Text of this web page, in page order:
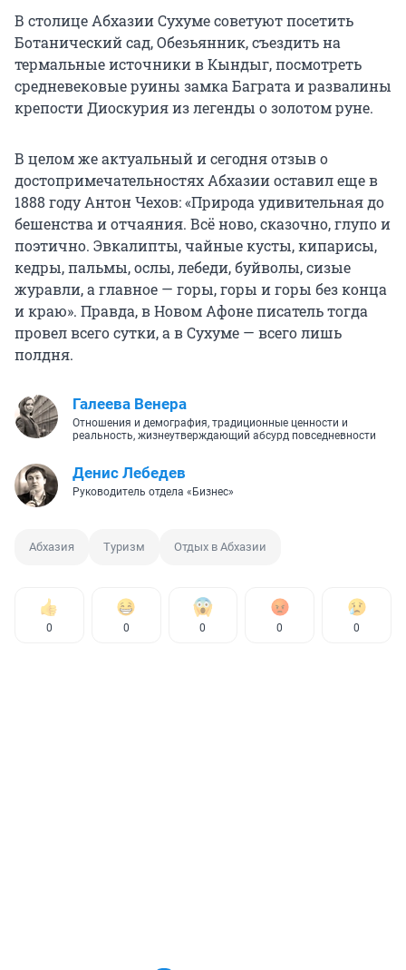
В столице Абхазии Сухуме советуют посетить
Ботанический сад, Обезьянник, съездить на
термальные источники в Кындыг, посмотреть
средневековые руины замка Баграта и развалины
крепости Диоскурия из легенды о золотом руне.
В целом же актуальный и сегодня отзыв о
достопримечательностях Абхазии оставил еще в
1888 году Антон Чехов: «Природа удивительная до
бешенства и отчаяния. Всё ново, сказочно, глупо и
поэтично. Эвкалипты, чайные кусты, кипарисы,
кедры, пальмы, ослы, лебеди, буйволы, сизые
журавли, а главное — горы, горы и горы без конца
и краю». Правда, в Новом Афоне писатель тогда
провел всего сутки, а в Сухуме — всего лишь
полдня.
Галеева Венера
Отношения и демография, традиционные ценности и
реальность, жизнеутверждающий абсурд повседневности
Денис Лебедев
Руководитель отдела «Бизнес»
Абхазия Туризм Отдых в Абхазии
0 0 0 0 0